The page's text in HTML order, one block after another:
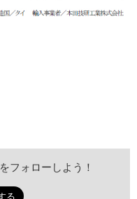
をフォローしよう！